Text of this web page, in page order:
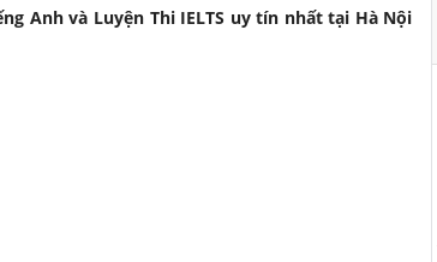
Anh và Luyện Thi IELTS uy tín nhất tại Hà Nội